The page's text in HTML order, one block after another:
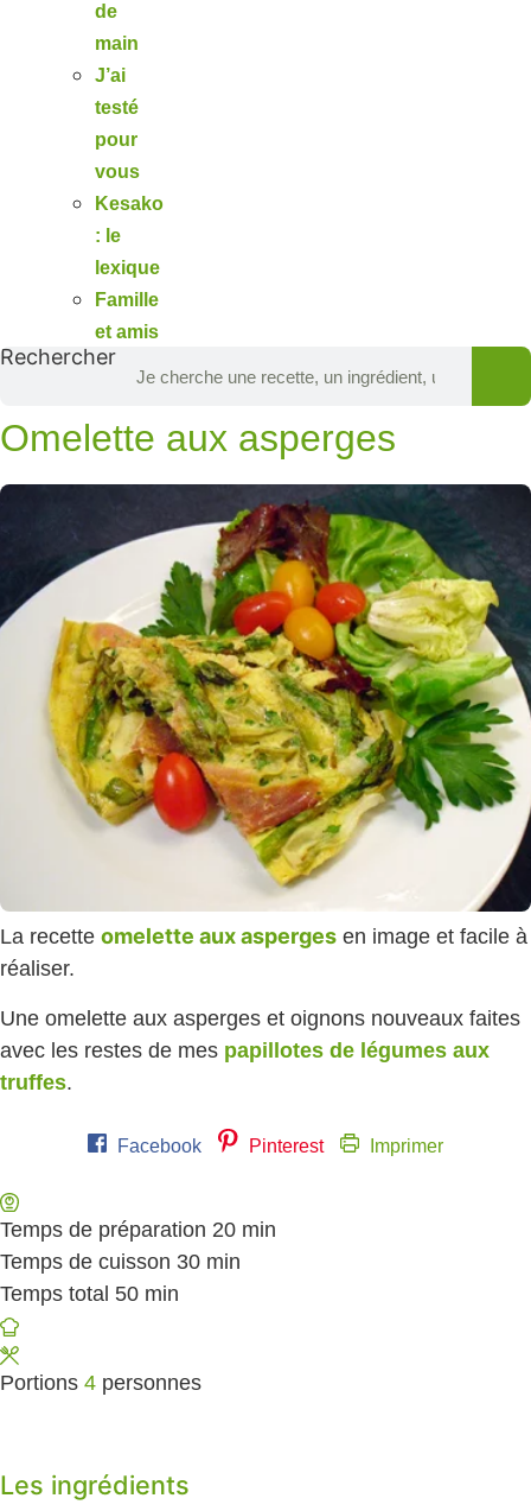
de
main
J’ai
testé
pour
vous
Kesako
: le
lexique
Famille
et amis
Rechercher
Omelette aux asperges
La recette omelette aux asperges en image et facile à
réaliser.
Une omelette aux asperges et oignons nouveaux faites
avec les restes de mes papillotes de légumes aux
truffes.
Facebook Pinterest Imprimer
Temps de préparation 20 minutes
min
Temps de cuisson 30 minutes
min
Temps total 50 minutes
min
Portions 4 personnes
Les ingrédients